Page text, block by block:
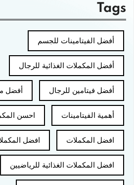
Tags
أفضل الفيتامينات للجسم
أفضل المكملات الغذائية للرجال
أفضل فيتامين للرجال أفضل
أهمية الفيتامينات احسن
افضل المكملات افضل
افضل المكملات الغذائية للرياضيين